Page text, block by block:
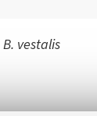
vestalis